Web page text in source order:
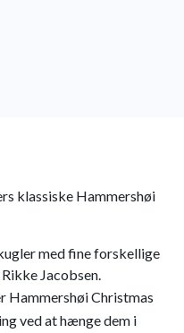
klassiske Hammershøi
med fine forskellige
Jacobsen.
Hammershøi Christmas
ved at hænge dem i